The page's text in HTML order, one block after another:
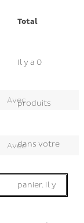
Total
Il y a 0
produits
dans votre
panier. Il y
Avec
Avec